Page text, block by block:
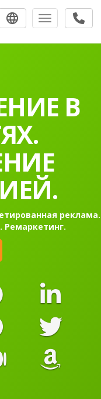
Toggle
В
реклама.
Ремаркетинг.